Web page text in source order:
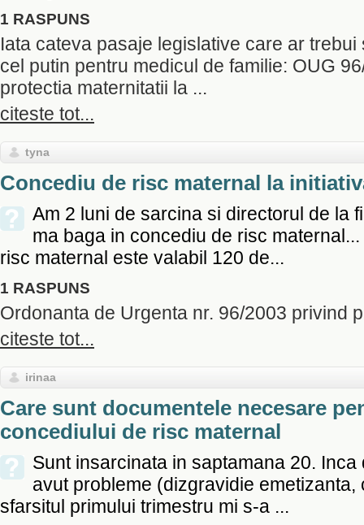
1 RASPUNS
Iata cateva pasaje legislative care ar trebui
cel putin pentru medicul de familie: OUG
protectia maternitatii la ...
citeste tot...
tyna
Concediu de risc maternal la
Am 2 luni de sarcina si directorul de la
ma baga in concediu de risc
risc maternal este valabil 120 de...
1 RASPUNS
Ordonanta de Urgenta nr. 96/2003 privind
citeste tot...
irinaa
Care sunt documentele necesare
concediului de risc maternal
Sunt insarcinata in saptamana 20. Inca
avut probleme (dizgravidie emetizanta,
sfarsitul primului trimestru mi s-a ...